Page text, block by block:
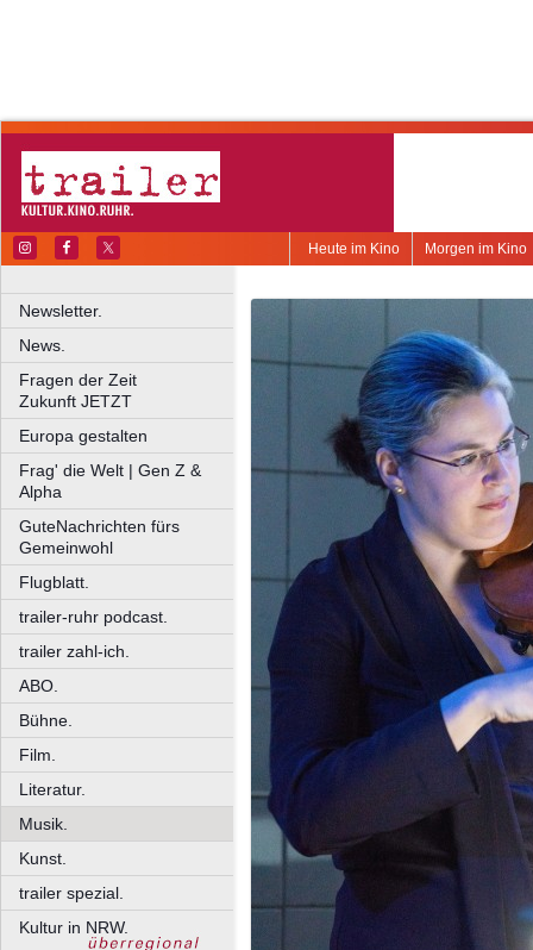
Morgen im Kino
Heute im Kino
Newsletter.
News.
Fragen der Zeit
Zukunft JETZT
Europa gestalten
Frag' die Welt | Gen Z &
Alpha
GuteNachrichten fürs
Gemeinwohl
Flugblatt.
trailer-ruhr podcast.
trailer zahl-ich.
ABO.
Bühne.
Film.
Literatur.
Musik.
Kunst.
trailer spezial.
Kultur in NRW.